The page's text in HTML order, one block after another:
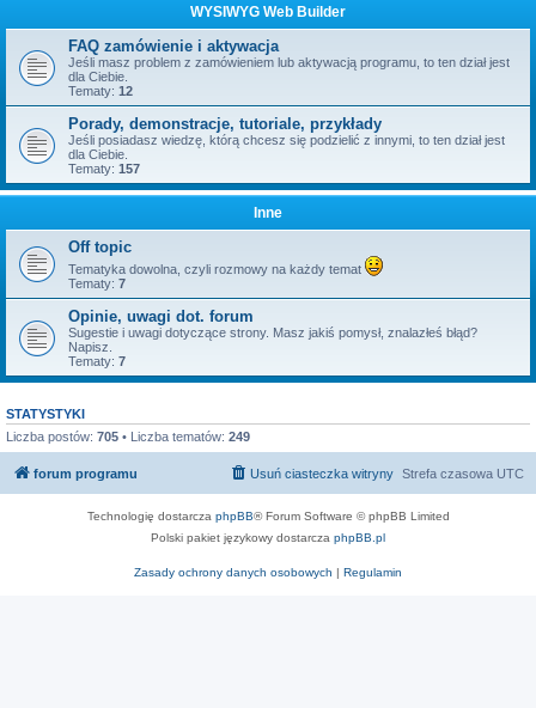
WYSIWYG Web Builder
FAQ zamówienie i aktywacja
Jeśli masz problem z zamówieniem lub aktywacją programu, to ten dział jest
dla Ciebie.
Tematy: 12
Porady, demonstracje, tutoriale, przykłady
Jeśli posiadasz wiedzę, którą chcesz się podzielić z innymi, to ten dział jest
dla Ciebie.
Tematy: 157
Inne
Off topic
Tematyka dowolna, czyli rozmowy na każdy temat
Tematy: 7
Opinie, uwagi dot. forum
Sugestie i uwagi dotyczące strony. Masz jakiś pomysł, znalazłeś błąd?
Napisz.
Tematy: 7
STATYSTYKI
Liczba postów: 705 • Liczba tematów: 249
forum programu Strefa czasowa UTC
Usuń ciasteczka witryny
Technologię dostarcza phpBB® Forum Software © phpBB Limited
Polski pakiet językowy dostarcza phpBB.pl
Zasady ochrony danych osobowych | Regulamin